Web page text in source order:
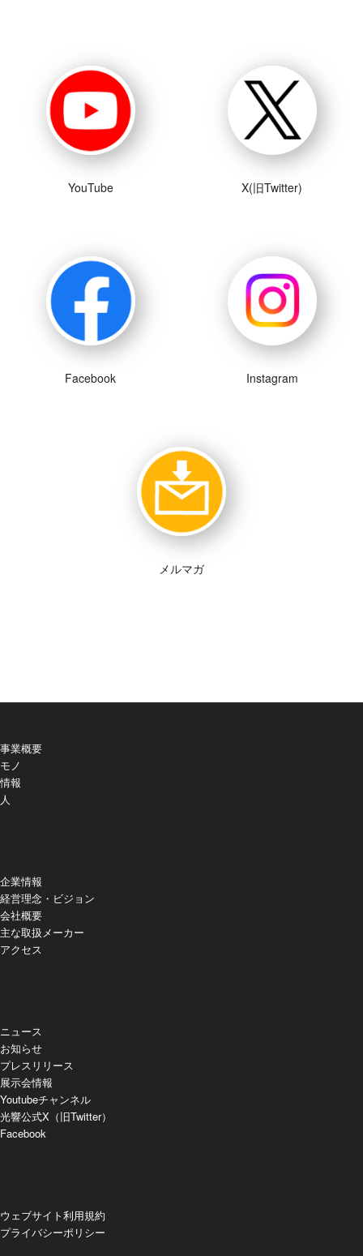
YouTube X(旧Twitter)
Facebook Instagram
メルマガ
事業概要
モノ
情報
人
企業情報
経営理念・ビジョン
会社概要
主な取扱メーカー
アクセス
ニュース
お知らせ
プレスリリース
展示会情報
Youtubeチャンネル
光響公式X（旧Twitter）
Facebook
ウェブサイト利用規約
プライバシーポリシー